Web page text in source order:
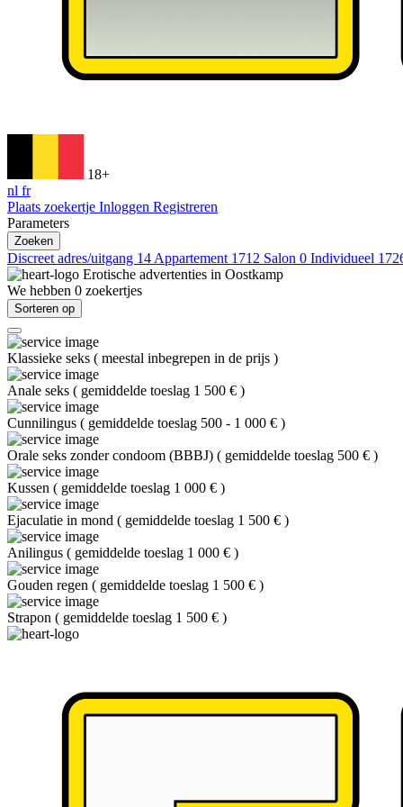
18+
nl fr
Plaats zoekertje Inloggen Registreren
Parameters
Zoeken
Discreet adres/uitgang 14 Appartement 1712 Salon 0 Individueel
Erotische advertenties in Oostkamp
We hebben 0 zoekertjes
Sorteren op
Klassieke seks ( meestal inbegrepen in de prijs )
Anale seks ( gemiddelde toeslag 1 500 € )
Cunnilingus ( gemiddelde toeslag 500 - 1 000 € )
Orale seks zonder condoom (BBBJ) ( gemiddelde toeslag 500 € )
Kussen ( gemiddelde toeslag 1 000 € )
Ejaculatie in mond ( gemiddelde toeslag 1 500 € )
Anilingus ( gemiddelde toeslag 1 000 € )
Gouden regen ( gemiddelde toeslag 1 500 € )
Strapon ( gemiddelde toeslag 1 500 € )